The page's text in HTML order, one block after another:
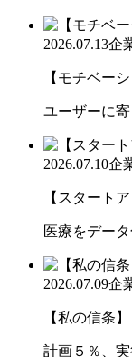
2026.07.13企
【モチベー
ユーザーに
2026.07.10企
【スタート
医療をデー
2026.07.09企
【私の信条
計画５％、実